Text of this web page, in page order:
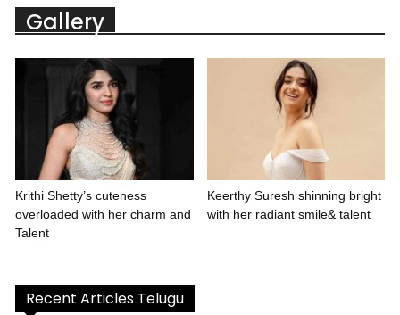
Gallery
Krithi Shetty’s cuteness
overloaded with her charm and
Talent
Keerthy Suresh shinning bright
with her radiant smile& talent
Recent Articles Telugu